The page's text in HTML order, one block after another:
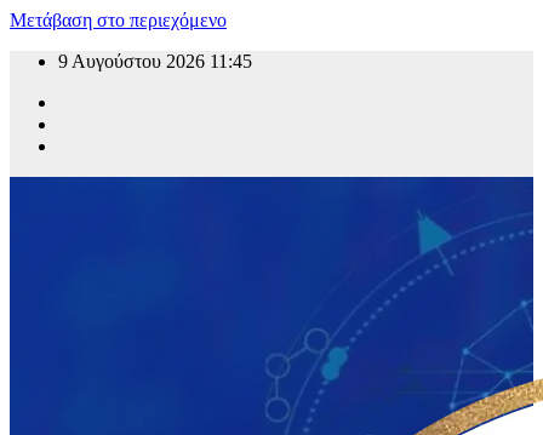
Μετάβαση στο περιεχόμενο
9 Αυγούστου 2026 11:45